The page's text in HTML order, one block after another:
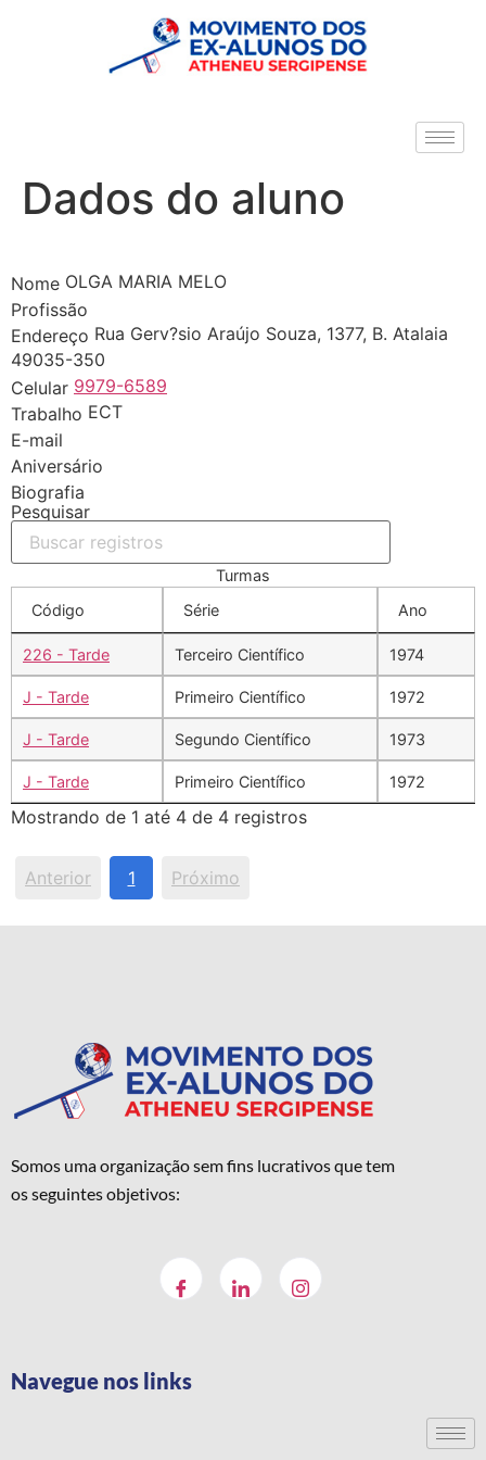
Dados do aluno
Nome OLGA MARIA MELO
Profissão
Endereço Rua Gerv?sio Araújo Souza, 1377, B. Atalaia
49035-350
Celular 9979-6589
Trabalho ECT
E-mail
Aniversário
Biografia
Pesquisar
Turmas
Código
Série Ano
226 - Tarde Terceiro Científico 1974
J - Tarde Primeiro Científico 1972
J - Tarde Segundo Científico 1973
J - Tarde Primeiro Científico 1972
Mostrando de 1 até 4 de 4 registros
Anterior 1 Próximo
Somos uma organização sem fins lucrativos que tem
os seguintes objetivos:
Navegue nos links